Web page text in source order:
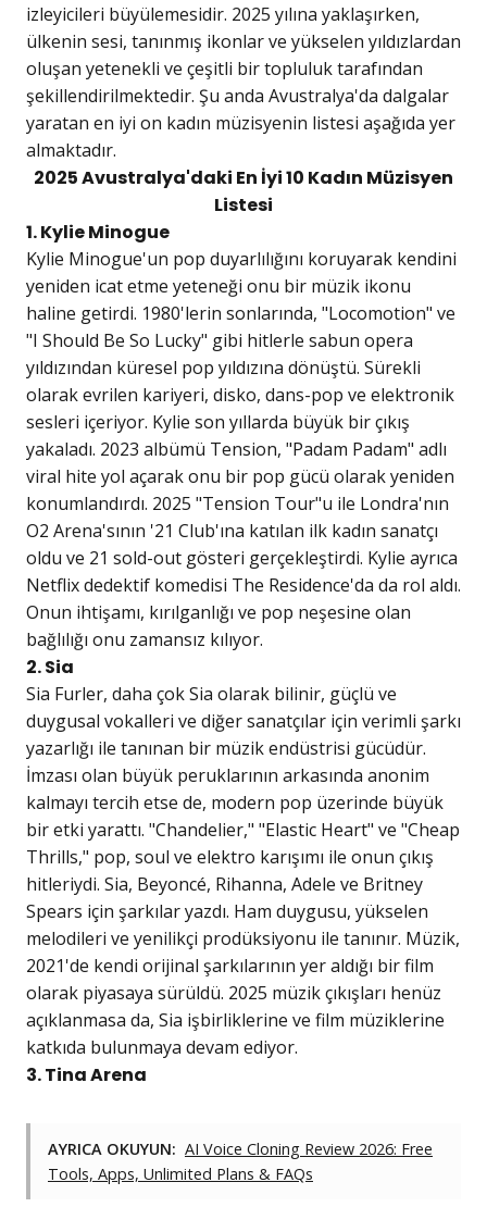
izleyicileri büyülemesidir. 2025 yılına yaklaşırken,
ülkenin sesi, tanınmış ikonlar ve yükselen yıldızlardan
oluşan yetenekli ve çeşitli bir topluluk tarafından
şekillendirilmektedir. Şu anda Avustralya'da dalgalar
yaratan en iyi on kadın müzisyenin listesi aşağıda yer
almaktadır.
2025 Avustralya'daki En İyi 10 Kadın Müzisyen
Listesi
1. Kylie Minogue
Kylie Minogue'un pop duyarlılığını koruyarak kendini
yeniden icat etme yeteneği onu bir müzik ikonu
haline getirdi. 1980'lerin sonlarında, "Locomotion" ve
"I Should Be So Lucky" gibi hitlerle sabun opera
yıldızından küresel pop yıldızına dönüştü. Sürekli
olarak evrilen kariyeri, disko, dans-pop ve elektronik
sesleri içeriyor. Kylie son yıllarda büyük bir çıkış
yakaladı. 2023 albümü Tension, "Padam Padam" adlı
viral hite yol açarak onu bir pop gücü olarak yeniden
konumlandırdı. 2025 "Tension Tour"u ile Londra'nın
O2 Arena'sının '21 Club'ına katılan ilk kadın sanatçı
oldu ve 21 sold-out gösteri gerçekleştirdi. Kylie ayrıca
Netflix dedektif komedisi The Residence'da da rol aldı.
Onun ihtişamı, kırılganlığı ve pop neşesine olan
bağlılığı onu zamansız kılıyor.
2. Sia
Sia Furler, daha çok Sia olarak bilinir, güçlü ve
duygusal vokalleri ve diğer sanatçılar için verimli şarkı
yazarlığı ile tanınan bir müzik endüstrisi gücüdür.
İmzası olan büyük peruklarının arkasında anonim
kalmayı tercih etse de, modern pop üzerinde büyük
bir etki yarattı. "Chandelier," "Elastic Heart" ve "Cheap
Thrills," pop, soul ve elektro karışımı ile onun çıkış
hitleriydi. Sia, Beyoncé, Rihanna, Adele ve Britney
Spears için şarkılar yazdı. Ham duygusu, yükselen
melodileri ve yenilikçi prodüksiyonu ile tanınır. Müzik,
2021'de kendi orijinal şarkılarının yer aldığı bir film
olarak piyasaya sürüldü. 2025 müzik çıkışları henüz
açıklanmasa da, Sia işbirliklerine ve film müziklerine
katkıda bulunmaya devam ediyor.
3. Tina Arena
AYRICA OKUYUN: AI Voice Cloning Review 2026: Free
Tools, Apps, Unlimited Plans & FAQs